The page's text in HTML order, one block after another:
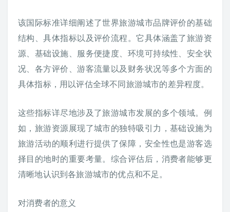
该国际标准详细阐述了世界旅游城市品牌评价的基础
结构、具体指标以及评价流程。它具体涵盖了旅游资
源、基础设施、服务便捷度、环境可持续性、安全状
况、各方评价、游客流量以及财务状况等多个方面的
具体指标，用以评估全球不同旅游城市的差异程度。
这些指标详尽地涉及了旅游城市发展的多个领域。例
如，旅游资源展现了城市的独特吸引力，基础设施为
旅游活动的顺利进行提供了保障，安全性也是游客选
择目的地时的重要考量。综合评估后，消费者能够更
清晰地认识到各旅游城市的优点和不足。
对消费者的意义